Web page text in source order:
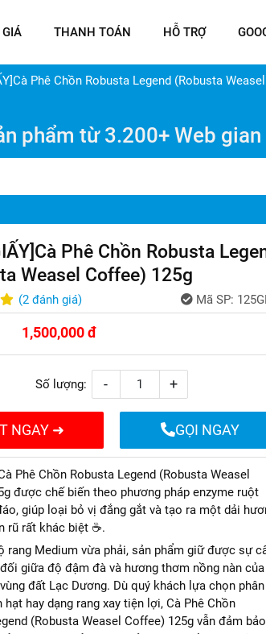
THANH TOÁN HỖ TRỢ
Phê Chồn Robusta Legend (Robusta
phẩm từ 3.200+ Web gian
Phê Chồn Robusta
Weasel Coffee) 125g
(2 đánh giá) Mã SP:
1,500,000 đ
Số lượng: - +
NGAY ➜ GỌI NGAY
Phê Chồn Robusta Legend (Robusta Weasel
được chế biến theo phương pháp enzyme ruột
giúp loại bỏ vị đắng gắt và tạo ra một dải
rũ rất khác biệt ☕.
rang Medium vừa phải, sản phẩm giữ được sự
giữa độ đậm đà và hương thơm nồng nàn của
đất Lạc Dương. Dù quý khách lựa chọn phân
hạt hay dạng rang xay tiện lợi, Cà Phê Chồn
(Robusta Weasel Coffee) 125g vẫn đảm bảo